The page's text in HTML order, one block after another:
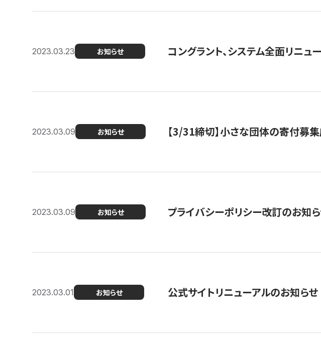
2023.03.23 お知らせ コングラント、システム全面リニ
2023.03.09 お知らせ 【3/31締切】小さな団体の寄付募
2023.03.09 お知らせ プライバシーポリシー改訂のお知
2023.03.01 お知らせ 公式サイトリニューアルのお知らせ